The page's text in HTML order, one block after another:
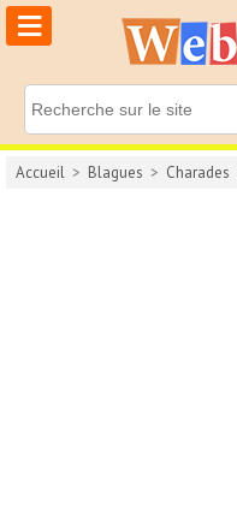
≡
Accueil > Blagues > Charades